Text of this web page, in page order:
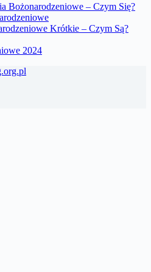
Bożonarodzeniowe – Czym Się?
Krótkie – Czym Są?
2024